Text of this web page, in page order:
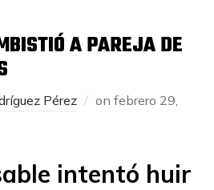
A PAREJA DE
Pérez onfebrero 29,
intentó huir